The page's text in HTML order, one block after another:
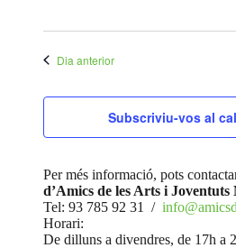
Dia anterior
Subscriviu-vos al
Per més informació, pots
d’Amics de les Arts i Joventuts
Tel: 93 785 92 31 /
Horari:
De dilluns a divendres, de 17h a